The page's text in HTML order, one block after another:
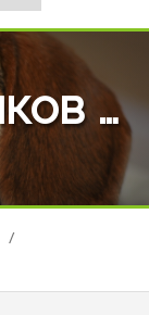
Продажа щенков той-пуделя
/